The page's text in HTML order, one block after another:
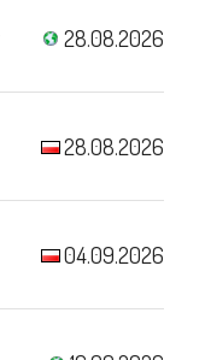
28.08.2026
28.08.2026
04.09.2026